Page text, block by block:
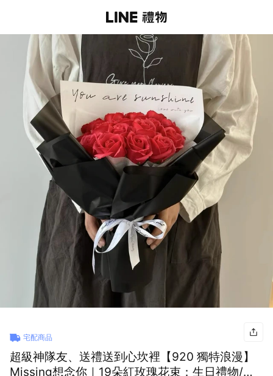
宅配商品
超級神隊友、送禮送到心坎裡【920 獨特浪漫】
Missing想念你｜19朵紅玫瑰花束：生日禮物/情